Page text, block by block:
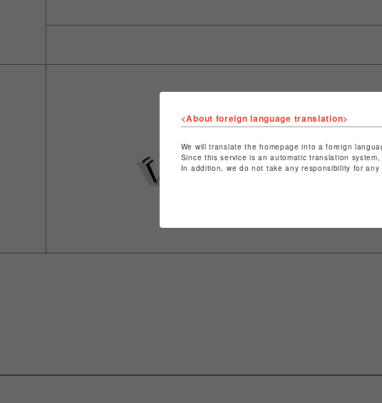
店舗名
特定商取引法
ショップお問
<About foreign language translation>
We will translate the homepage into a foreign
Since this service is an automatic translation
In addition, we do not take any responsibility for